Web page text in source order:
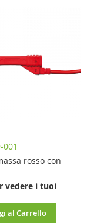
001
rosso con
vedere i tuoi
al Carrello